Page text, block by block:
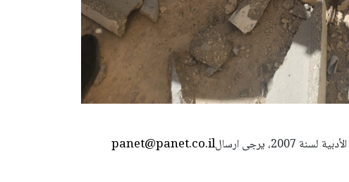
panet@panet.co.ilاستعمال المضامين بموجب بند 27 أ لقانون الحقوق الأدبية لسنة 2007، يرجى ارسال